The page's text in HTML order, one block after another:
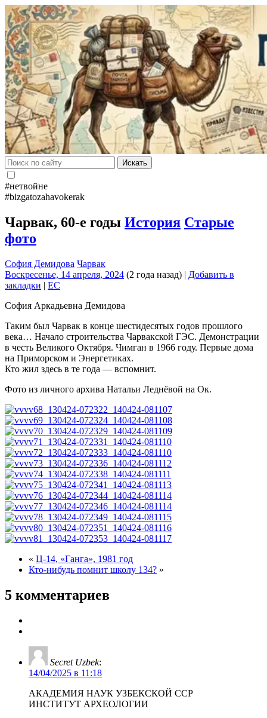
Искать
#нетвойне
#bizgatozahavokerak
Чарвак, 60-е годы История Старые
фото
София Демидова Чарвак
Воскресенье, 14 апреля, 2024 (2 года назад) | Добавить в
закладки | EC
София Аркадьевна Демидова
Таким был Чарвак в конце шестидесятых годов прошлого
века… Начало строительства Чарвакской ГЭС. Демонстрации
в честь Великого Октября. Чимган в 1966 году. Первые дома
на Приморском и Энергетиках.
Кто жил здесь в те года — вспомнит.
Фото из личного архива Натальи Леднёвой на Ок.
« Ц-14, «Ганга», 1981 год
Кто-нибудь помнит школу 134? »
5 комментариев
Secret Uzbek:
14/04/2025 в 11:18
АКАДЕМИЯ НАУК УЗБЕКСКОЙ ССР
ИНСТИТУТ АРХЕОЛОГИИ